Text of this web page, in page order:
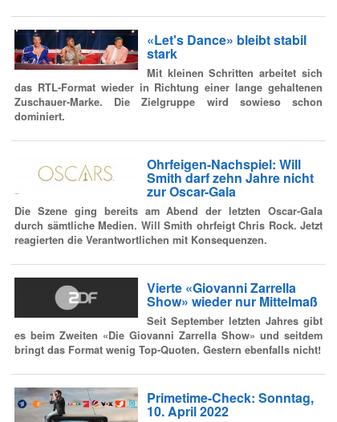
«Let's Dance» bleibt stabil
stark
Mit kleinen Schritten arbeitet sich
das RTL-Format wieder in Richtung einer lange gehaltenen
Zuschauer-Marke. Die Zielgruppe wird sowieso schon
dominiert.
Ohrfeigen-Nachspiel: Will
Smith darf zehn Jahre nicht
zur Oscar-Gala
Die Szene ging bereits am Abend der letzten Oscar-Gala
durch sämtliche Medien. Will Smith ohrfeigt Chris Rock. Jetzt
reagierten die Verantwortlichen mit Konsequenzen.
Vierte «Giovanni Zarrella
Show» wieder nur Mittelmaß
Seit September letzten Jahres gibt
es beim Zweiten «Die Giovanni Zarrella Show» und seitdem
bringt das Format wenig Top-Quoten. Gestern ebenfalls nicht!
Primetime-Check: Sonntag,
10. April 2022